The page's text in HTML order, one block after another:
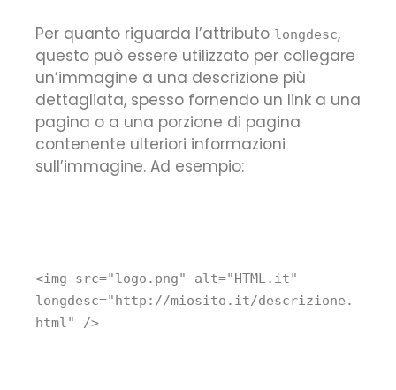
Per quanto riguarda l’attributo longdesc,
questo può essere utilizzato per collegare
un’immagine a una descrizione più
dettagliata, spesso fornendo un link a una
pagina o a una porzione di pagina
contenente ulteriori informazioni
sull’immagine. Ad esempio:
<img src="logo.png" alt="HTML.it"
longdesc="http://miosito.it/descrizione.
html"
/>